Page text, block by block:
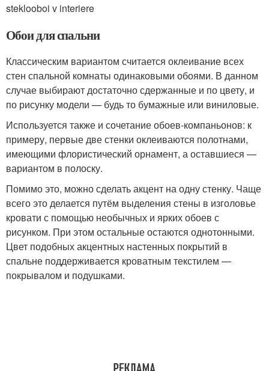
steklooboi v interiere
Обои для спальни
Классическим вариантом считается оклеивание всех
стен спальной комнаты одинаковыми обоями. В данном
случае выбирают достаточно сдержанные и по цвету, и
по рисунку модели — будь то бумажные или виниловые.
Используется также и сочетание обоев-компаньонов: к
примеру, первые две стенки оклеиваются полотнами,
имеющими флористический орнамент, а оставшиеся —
вариантом в полоску.
Помимо это, можно сделать акцент на одну стенку. Чаще
всего это делается путём выделения стены в изголовье
кровати с помощью необычных и ярких обоев с
рисунком. При этом остальные остаются однотонными.
Цвет подобных акцентных настенных покрытий в
спальне поддерживается кроватным текстилем —
покрывалом и подушками.